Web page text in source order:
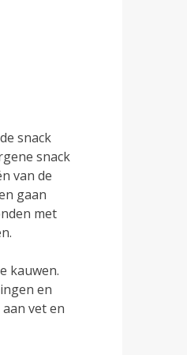
snack
snack
van de
gaan
met
kauwen.
en
vet en